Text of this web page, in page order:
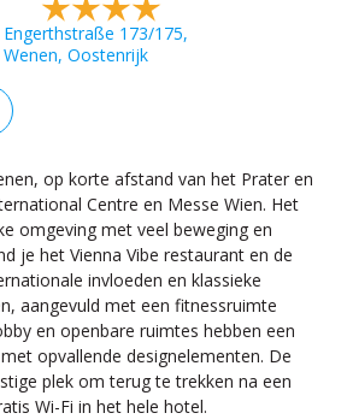
Engerthstraße 173/175,
Wenen, Oostenrijk
op korte afstand van het Prater en
Centre en Messe Wien. Het
omgeving met veel beweging en
je het Vienna Vibe restaurant en de
invloeden en klassieke
aangevuld met een fitnessruimte
en openbare ruimtes hebben een
opvallende designelementen. De
plek om terug te trekken na een
Wi-Fi in het hele hotel.